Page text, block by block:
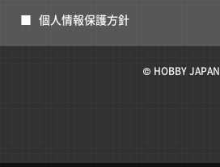
個人情報保護方針
© HOBBY JAPAN